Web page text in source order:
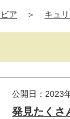
ア ＞ キュ
公開日：2023
発見たくさ